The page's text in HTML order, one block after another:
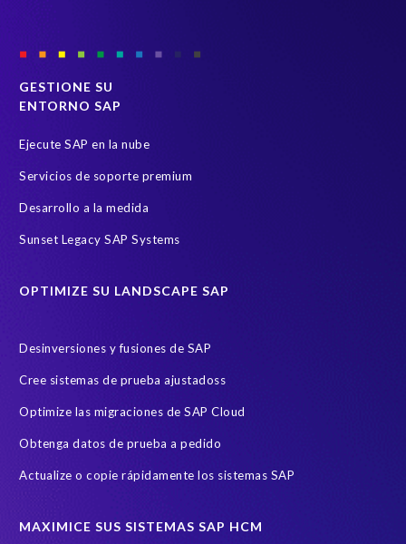
GESTIONE SU
ENTORNO SAP
Ejecute SAP en la nube
Servicios de soporte premium
Desarrollo a la medida
Sunset Legacy SAP Systems
OPTIMIZE SU LANDSCAPE SAP
Desinversiones y fusiones de SAP
Cree sistemas de prueba ajustadoss
Optimize las migraciones de SAP Cloud
Obtenga datos de prueba a pedido
Actualize o copie rápidamente los sistemas SAP
MAXIMICE SUS SISTEMAS SAP HCM